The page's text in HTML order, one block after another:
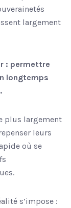
largement
: permettre
longtemps
plus largement
leurs
où se
s’impose :